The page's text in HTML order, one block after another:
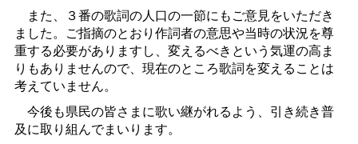
また、３番の歌詞の人口の一節にもご意見をいただき
ました。ご指摘のとおり作詞者の意思や当時の状況を尊
重する必要がありますし、変えるべきという気運の高ま
りもありませんので、現在のところ歌詞を変えることは
考えていません。
今後も県民の皆さまに歌い継がれるよう、引き続き普
及に取り組んでまいります。